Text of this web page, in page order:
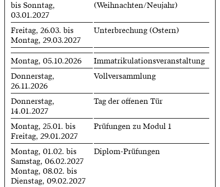
bis Sonntag,
03.01.2027
(Weihnachten/Neujahr)
Freitag, 26.03. bis
Montag, 29.03.2027
Unterbrechung (Ostern)
Montag, 05.10.2026
Immatrikulationsveranstaltung
Donnerstag,
26.11.2026
Vollversammlung
Donnerstag,
14.01.2027
Tag der offenen Tür
Montag, 25.01. bis
Freitag, 29.01.2027
Prüfungen zu Modul 1
Montag, 01.02. bis
Samstag, 06.02.2027
Montag, 08.02. bis
Dienstag, 09.02.2027
Diplom-Prüfungen